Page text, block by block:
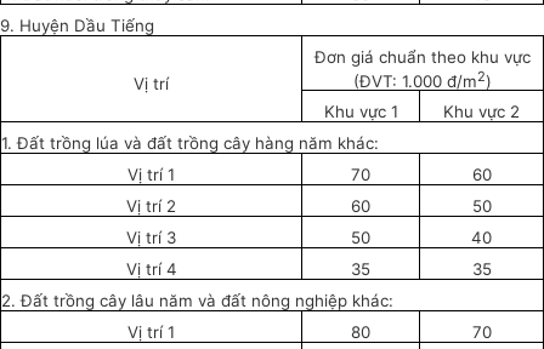
9. Huyện Dầu Tiếng
Vị trí
Đơn giá chuẩn theo khu vực
(ĐVT: 1.000 đ/m2)
Khu vực 1
Khu vực 2
1. Đất trồng lúa và đất trồng cây hàng năm khác:
Vị trí 1
70
60
Vị trí 2
60
50
Vị trí 3
50
40
Vị trí 4
35
35
2. Đất trồng cây lâu năm và đất nông nghiệp khác:
Vị trí 1
80 70